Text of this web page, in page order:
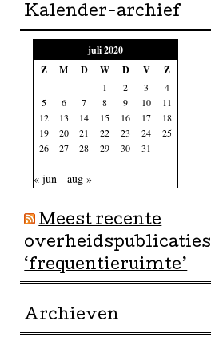
Kalender-archief
juli 2020
Z
M D W D V Z
1 2 3
4
5
6 7 8 9 10
11
12
13 14 15 16 17
18
19
20 21 22 23 24
25
26
27 28 29 30 31
« jun aug »
Meest recente
overheidspublicaties
‘frequentieruimte’
Archieven